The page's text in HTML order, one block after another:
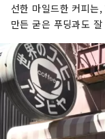
선한 마일드한 커피는
만든 굳은 푸딩과도